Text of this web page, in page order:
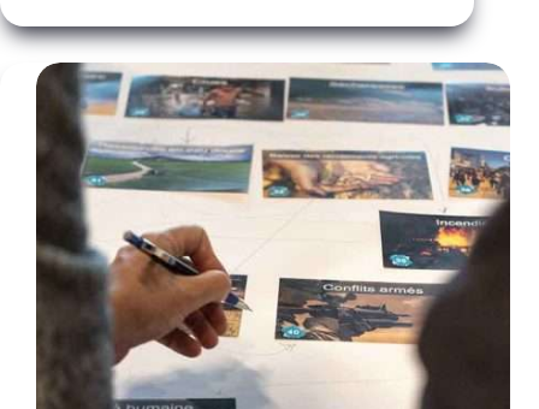
|
8h30-
10h
–
Parcours
–
Matinale
d’information